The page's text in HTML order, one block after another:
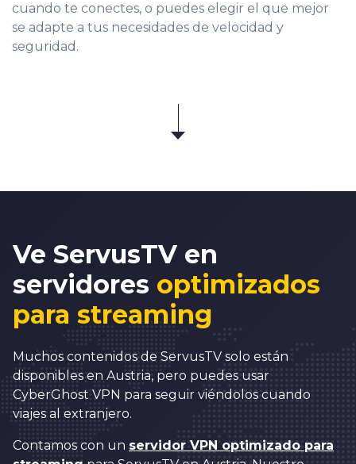
cuando te conectes, o puedes elegir el que mejor
se adapte a tus necesidades de velocidad y
seguridad.
Ve ServusTV en
servidores optimizados
para streaming
Muchos contenidos de ServusTV solo están
disponibles en Austria, pero puedes usar
CyberGhost VPN para seguir viéndolos cuando
viajes al extranjero.
Contamos con un servidor VPN optimizado para